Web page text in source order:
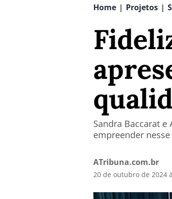
Home | Projetos |
Sandra Baccarat
empreender
ATribuna.com.br
20 de outubro de 2024